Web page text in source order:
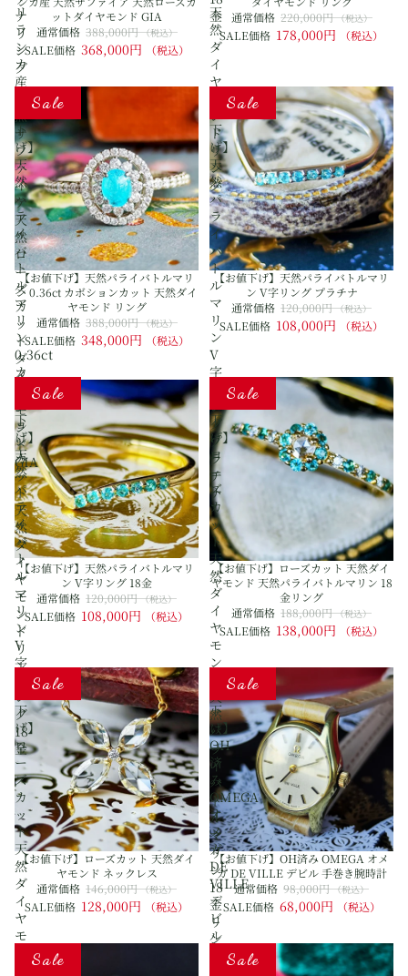
ナ
リ
ン
グ
金
リ
ラ
ン
カ
産
然
サ
フ
ァ
イ
ア
天
然
ロ
ー
ズ
カ
ッ
ト
ダ
イ
モ
ン
ド
GIA
ットダイヤモンド GIA
SALE価格 368,000円 （税込）
通常価格 388,000円（税込）
天
然
ダ
イ
ヤ
ン
ド
リ
ン
グ
SALE価格 178,000円 （税込）
通常価格 220,000円（税込）
【お
下
げ】
天
然
パ
ラ
イ
バ
ト
ル
マ
リ
ン
0.36ct
カ
シ
ョ
ン
カ
ッ
ト
天
然
ダ
イ
ヤ
モ
ン
ド
リ
ン
Sale
【お値下げ】天然パライバトルマリ
ン 0.36ct カボションカット 天然ダイ
ヤモンド リング
SALE価格 348,000円 （税込）
通常価格 388,000円（税込）
【お
下
げ】
天
然
パ
ラ
イ
バ
ト
ル
マ
リ
ン
V
字
ン
グ
プ
ラ
チ
ナ
Sale
【お値下げ】天然パライバトルマリ
ン V字リング プラチナ
SALE価格 108,000円 （税込）
通常価格 120,000円（税込）
【お
下
げ】
天
然
パ
ラ
イ
バ
ト
ル
マ
リ
ン
V
字
ン
グ
18
金
Sale
【お値下げ】天然パライバトルマリ
ン V字リング 18金
SALE価格 108,000円 （税込）
通常価格 120,000円（税込）
【お
下
げ】
ロ
ー
ズ
カ
ッ
ト
天
然
ダ
イ
ヤ
モ
ン
天
然
パ
ラ
イ
バ
ト
ル
マ
リ
ン
18
金
リ
ン
Sale
【お値下げ】ローズカット 天然ダイ
ヤモンド 天然パライバトルマリン 18
金リング
SALE価格 138,000円 （税込）
通常価格 188,000円（税込）
【お
下
げ】
ロ
ー
ズ
カ
ッ
ト
天
然
ダ
イ
ヤ
モ
Sale
【お値下げ】ローズカット 天然ダイ
ヤモンド ネックレス
SALE価格 128,000円 （税込）
通常価格 146,000円（税込）
【お
下
げ】
OH
済
み
OMEGA
オ
メ
ガ
DE
VILLE
デ
ビ
ル
Sale
【お値下げ】OH済み OMEGA オメ
ガ DE VILLE デビル 手巻き腕時計
SALE価格 68,000円 （税込）
通常価格 98,000円（税込）
【おSale
【おSale